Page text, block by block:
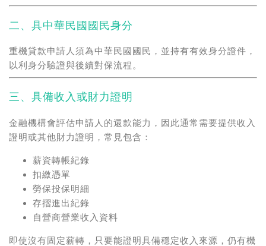
二、具中華民國國民身分
重機貸款申請人須為中華民國國民，並持有有效身分證件，
以利身分驗證與後續對保流程。
三、具備收入或財力證明
金融機構會評估申請人的還款能力，因此通常需要提供收入
證明或其他財力證明，常見包含：
薪資轉帳紀錄
扣繳憑單
勞保投保明細
存摺進出紀錄
自營商營業收入資料
即使沒有固定薪轉，只要能證明具備穩定收入來源，仍有機